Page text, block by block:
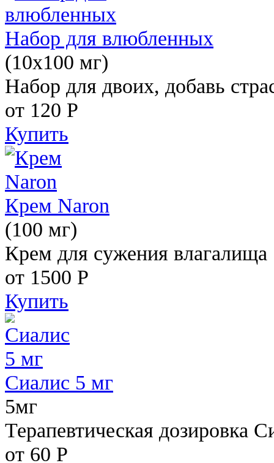
Набор для влюбленных
(10х100 мг)
Набор для двоих, добавь
от 120 Р
Купить
Крем Naron
(100 мг)
Крем для сужения влагалища
от 1500 Р
Купить
Сиалис 5 мг
5мг
Терапевтическая дозировка
от 60 Р